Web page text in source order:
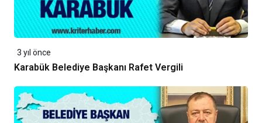
3 yıl önce
Karabük Belediye Başkanı Rafet Vergili